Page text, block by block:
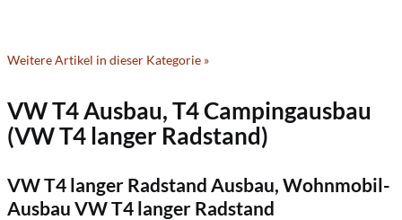
Weitere Artikel in dieser Kategorie »
VW T4 Ausbau, T4 Campingausbau
(VW T4 langer Radstand)
VW T4 langer Radstand Ausbau, Wohnmobil-
Ausbau VW T4 langer Radstand